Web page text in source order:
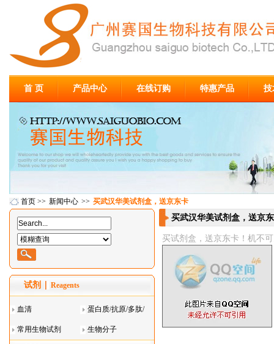
首 页 产品中心 在线订购 特惠产品 技
首页 >> 新闻中心 >> 买武汉华美试剂盒，送京东卡
试剂 Reagents
血清 蛋白质/抗原/多肽/
酶
常用生物试剂 生物分子
买武汉华美试剂盒，送京
买试剂盒，送京东卡！ 机不